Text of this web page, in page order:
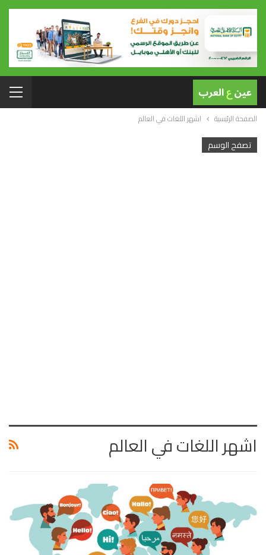
الصفحة الرئيسية اشهر اللغات في العالم
تصفح الوسم
اشهر اللغات في العالم